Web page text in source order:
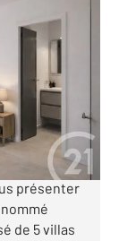
à
présenter
de 5 villas